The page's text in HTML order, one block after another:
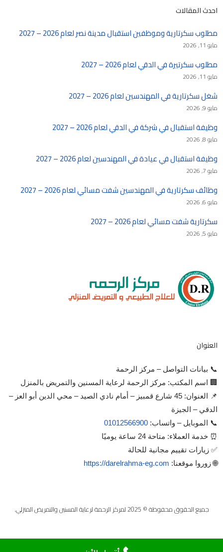
احدث المقالات
مطلوب سكرتارية وموظفين استقبال مدينة نصر لعام 2026 – 2027
مايو 11, 2026
مطلوب سكرتيرة في الدقي لعام 2026 – 2027
مايو 11, 2026
شغل سكرتارية في المهندسين لعام 2026 – 2027
مايو 9, 2026
وظيفة استقبال في شركة في الدقي لعام 2026 – 2027
مايو 8, 2026
وظيفة استقبال في عيادة في المهندسين لعام 2026 – 2027
مايو 7, 2026
وظائف سكرتارية في المهندسين شفت مسائي لعام 2026 – 2027
مايو 6, 2026
سكرتارية شفت مسائي لعام 2026 – 2027
مايو 5, 2026
العنوان
📞 بيانات التواصل – مركز الرحمة
🏢 اسم المكتب: مركز الرحمة لرعاية المسنين والتمريض بالمنزل
📌 العنوان: 45 شارع قمبيز – أمام نادي الصيد – محي الدين أبو العز –
الدقي – الجيزة
📞 الموبايل – واتساب:01012566900
⏰ خدمة العملاء: متاحة 24 ساعة يوميًا
✅ زيارات تقييم مجانية للحالة
🌐 زوروا موقعنا: https://darelrahma-eg.com
جميع الحقوق محفوظة © 2025 لمركز الرحمة لرعاية المسنين والتمريض المنزلي.